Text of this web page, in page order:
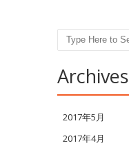
Search
Archives
2017年5月
2017年4月